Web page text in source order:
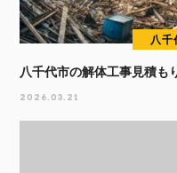
八千
八千代市の解体工事見積も
2026.03.21